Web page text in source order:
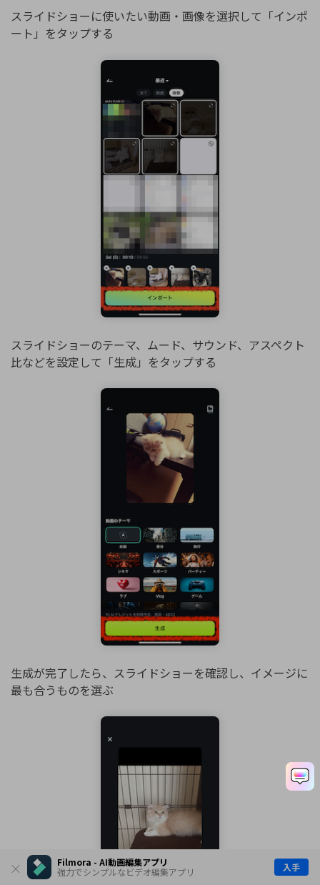
Filmora - AI動画編集アプリ
強力でシンプルなビデオ編集アプリ
入手
スライドショーに使いたい動画・画像を選択して「インポ
ート」をタップする
スライドショーのテーマ、ムード、サウンド、アスペクト
比などを設定して「生成」をタップする
生成が完了したら、スライドショーを確認し、イメージに
最も合うものを選ぶ